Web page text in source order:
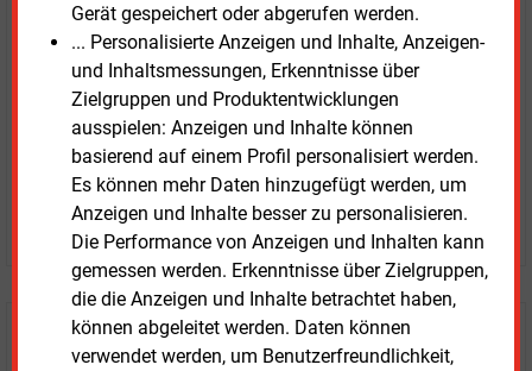
Gerät gespeichert oder abgerufen werden.
... Personalisierte Anzeigen und Inhalte, Anzeigen-
und Inhaltsmessungen, Erkenntnisse über
Zielgruppen und Produktentwicklungen
ausspielen: Anzeigen und Inhalte können
basierend auf einem Profil personalisiert werden.
Es können mehr Daten hinzugefügt werden, um
Anzeigen und Inhalte besser zu personalisieren.
Die Performance von Anzeigen und Inhalten kann
gemessen werden. Erkenntnisse über Zielgruppen,
die die Anzeigen und Inhalte betrachtet haben,
können abgeleitet werden. Daten können
verwendet werden, um Benutzerfreundlichkeit,
Zwei Wochen kostenfreier Zugang
Zugang auf stündlich aktualisierte Nachrichten mit
Prognose- und Marktdaten
+ einmal täglich E&M daily
+ zwei Ausgaben der Zeitung E&M
ohne automatische Verlängerung
JETZT KOSTENLOS TESTEN
Login für Kunden